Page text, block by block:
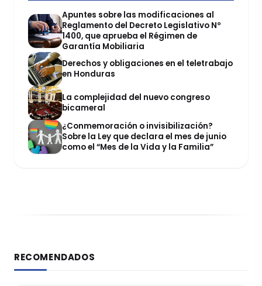
Apuntes sobre las modificaciones al
Reglamento del Decreto Legislativo Nº
1400, que aprueba el Régimen de
Garantía Mobiliaria
Derechos y obligaciones en el teletrabajo
en Honduras
La complejidad del nuevo congreso
bicameral
¿Conmemoración o invisibilización?
Sobre la Ley que declara el mes de junio
como el “Mes de la Vida y la Familia”
RECOMENDADOS
DERECHO REGISTRAL